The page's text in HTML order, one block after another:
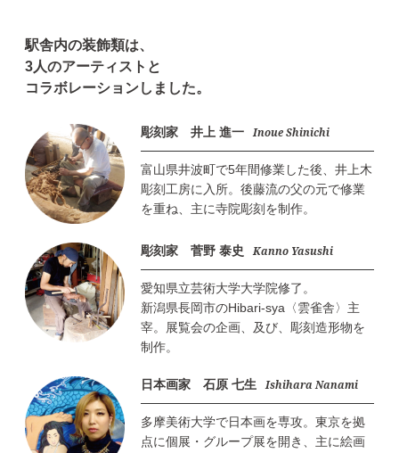
駅舎内の装飾類は、
3人のアーティストと
コラボレーションしました。
彫刻家 井上 進一 Inoue Shinichi
富山県井波町で5年間修業した後、井上木
彫刻工房に入所。後藤流の父の元で修業
を重ね、主に寺院彫刻を制作。
彫刻家 菅野 泰史 Kanno Yasushi
愛知県立芸術大学大学院修了。
新潟県長岡市のHibari-sya〈雲雀舎〉主
宰。展覧会の企画、及び、彫刻造形物を
制作。
日本画家 石原 七生 Ishihara Nanami
多摩美術大学で日本画を専攻。東京を拠
点に個展・グループ展を開き、主に絵画